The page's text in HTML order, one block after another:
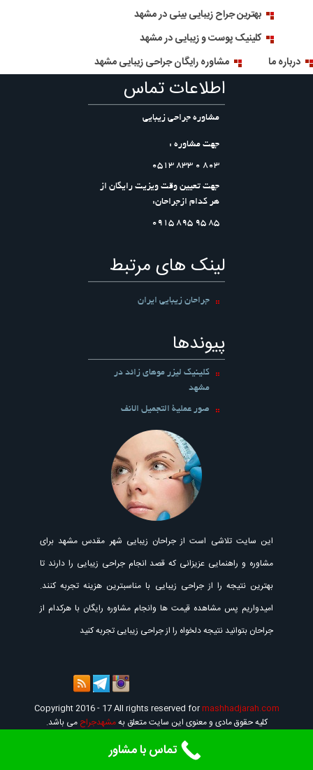
بهترین جراح زیبایی بینی در مشهد
کلینیک پوست و زیبایی در مشهد
درباره ما
مشاوره رایگان جراحی زیبایی مشهد
اطلاعات تماس
مشاوره جراحی زیبایی
جهت مشاوره :
803 0 833 0513
جهت تعیین وقت ویزیت رایگان از
هر کدام ازجراحان:
۸۵ ۹۵ ۸۹۵ ۰۹۱۵
لینک های مرتبط
جراحان زیبایی ایران
پیوندها
کلینیک لیزر موهای زائد در
مشهد
صور عملیة التجمیل الانف
این سایت تلاشی است از جراحان زیبایی شهر مقدس مشهد برای
مشاوره و راهنمایی عزیزانی که قصد انجام جراحی زیبایی را دارند تا
بهترین نتیجه را از جراحی زیبایی با مناسبترین هزینه تجربه کنند.
امیدواریم پس مشاهده قیمت ها وانجام مشاوره رایگان با هرکدام از
جراحان بتوانید نتیجه دلخواه را از جراحی زیبایی تجربه کنید
Copyright 2016 - 17 All rights reserved formashhadjarah.com
کلیه حقوق مادی و معنوی این سایت متعلق بهمشهدجراح می باشد.
تماس با مشاور